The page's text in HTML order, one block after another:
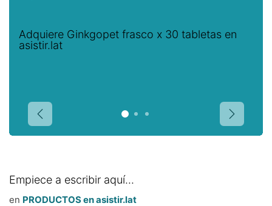
Adquiere Ginkgopet frasco x 30 tabletas en
asistir.lat
Anterior
Empiece a escribir aquí...
en PRODUCTOS en asistir.lat